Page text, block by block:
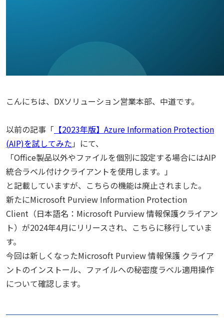
こんにちは、DXソリューション営業本部、中道です。
以前の記事「 【2023年版】Azure Information Protection
(AIP)を試してみた 」にて、
「Office製品以外やファイルを個別に設定する場合にはAIP
統合ラベル付けクライアントを使用します。」
と記載していますが、こちらの機能は廃止されました。
新たにMicrosoft Purview Information Protection
Client（日本語名：Microsoft Purview 情報保護クライアン
ト）が2024年4月にリリースされ、こちらに移行していま
す。
今回は新しくなったMicrosoft Purview 情報保護 クライア
ントのインストール、ファイルへの秘密度ラベル適用操作
について確認します。